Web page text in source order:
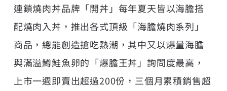
連鎖燒肉丼品牌「開丼」每年夏天皆以海膽搭
配燒肉入丼，推出各式頂級「海膽燒肉系列」
商品，總能創造搶吃熱潮，其中又以爆量海膽
與滿溢鱒鮭魚卵的「爆膽王丼」詢問度最高，
上市一週即賣出超過200份，三個月累積銷售超